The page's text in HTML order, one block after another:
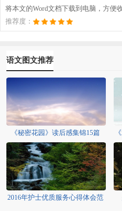
将本文的Word文档下载到电脑，方便
推荐度：
语文图文推荐
《秘密花园》读后感集锦15篇
2016年护士优质服务心得体会范